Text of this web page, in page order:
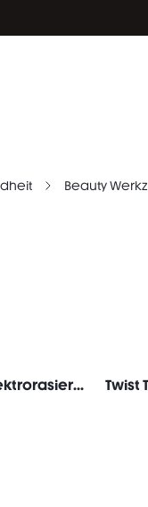
Beauty
Smooth Moves Einklingen-Elektrorasierer